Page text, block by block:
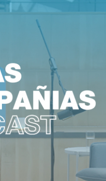
MEDIOS